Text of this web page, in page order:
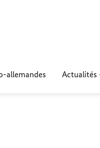
allemandes Actualités